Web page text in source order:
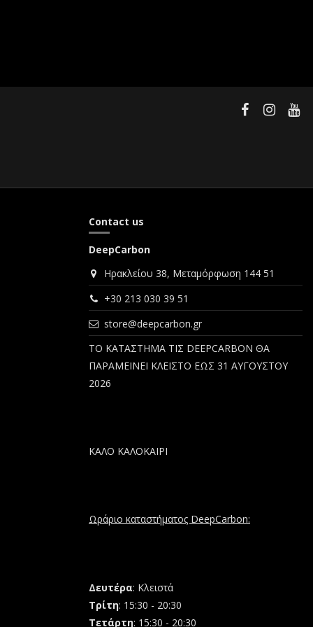
Contact us
DeepCarbon
Ηρακλείου 38, Μεταμόρφωση 144 51
+30 213 030 39 51
store@deepcarbon.gr
ΤΟ ΚΑΤΑΣΤΗΜΑ ΤΙΣ DEEPCARBON ΘΑ
ΠΑΡΑΜΕΙΝΕΙ ΚΛΕΙΣΤΟ ΕΩΣ 31 ΑΥΓΟΥΣΤΟΥ
2026
ΚΑΛΟ ΚΑΛΟΚΑΙΡΙ
Ωράριο καταστήματος DeepCarbon:
Δευτέρα: Κλειστά
Τρίτη: 15:30 - 20:30
Τετάρτη: 15:30 - 20:30